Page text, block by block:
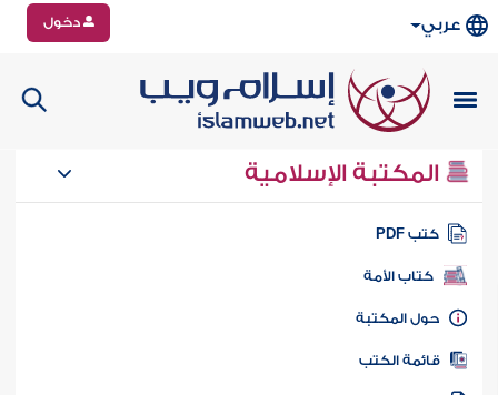
عربي دخول
المكتبة الإسلامية
كتب PDF
كتاب الأمة
المكتبة